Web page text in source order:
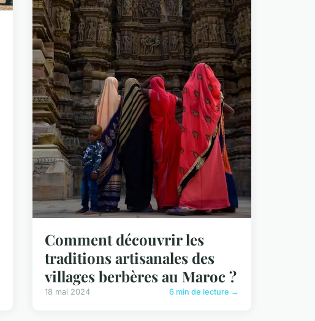
Comment découvrir les
traditions artisanales des
villages berbères au Maroc ?
18 mai 2024 6 min de lecture →